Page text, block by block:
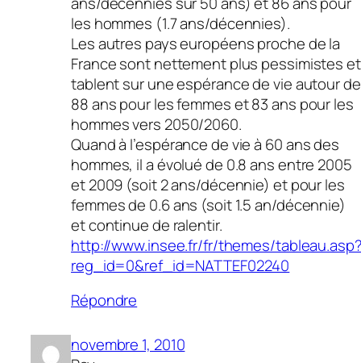
les hommes (1.7 ans/décennies).
Les autres pays européens proche de la
France sont nettement plus pessimistes et
tablent sur une espérance de vie autour de
88 ans pour les femmes et 83 ans pour les
hommes vers 2050/2060.
Quand à l’espérance de vie à 60 ans des
hommes, il a évolué de 0.8 ans entre 2005
et 2009 (soit 2 ans/décennie) et pour les
femmes de 0.6 ans (soit 1.5 an/décennie)
et continue de ralentir.
http://www.insee.fr/fr/themes/
reg_id=0&ref_id=NATTEF02240
Répondre
novembre 1, 2010